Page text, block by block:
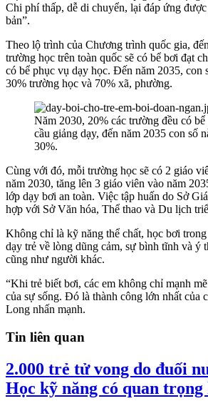
Chi phí thấp, dễ di chuyển, lại đáp ứng
bản”.
Theo lộ trình của Chương trình quốc gia,
trường học trên toàn quốc sẽ có bể bơi đạt
có bể phục vụ dạy học. Đến năm 2035, con
30% trường học và 70% xã, phường.
Năm 2030, 20% các trường đều có bể
cầu giảng dạy, đến năm 2035 con số
30%.
Cùng với đó, mỗi trường học sẽ có 2 giáo
năm 2030, tăng lên 3 giáo viên vào năm
lớp dạy bơi an toàn. Việc tập huấn do Sở
hợp với Sở Văn hóa, Thể thao và Du lịch
Không chỉ là kỹ năng thể chất, học bơi
dạy trẻ về lòng dũng cảm, sự bình tĩnh và ý
cũng như người khác.
“Khi trẻ biết bơi, các em không chỉ mạnh
của sự sống. Đó là thành công lớn nhất của
Long nhấn mạnh.
Tin liên quan
2.000 trẻ tử vong do đuối
Học kỹ năng có quan trọng